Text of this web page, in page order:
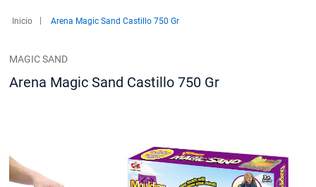
Inicio Arena Magic Sand Castillo 750 Gr
al
final
MAGIC SAND
Arena Magic Sand Castillo 750 Gr